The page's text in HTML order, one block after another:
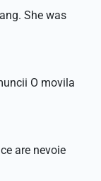
She was
O movila
are nevoie